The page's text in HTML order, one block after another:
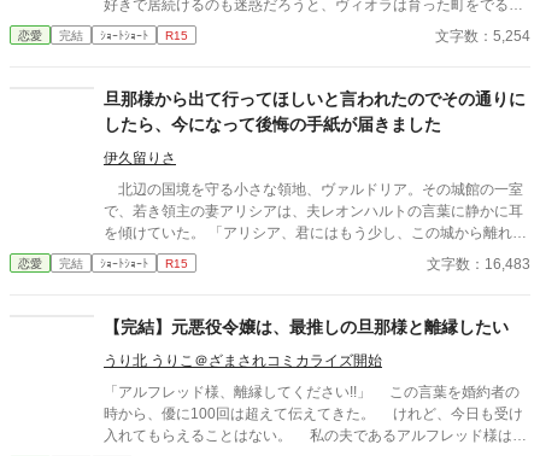
かなうかもしれないと、ニナは行動を起こすことにするのだが―
―。 全７話の短編です 完結確約です。
好きで居続けるのも迷惑だろうと、ヴィオラは育った町をでる。
なんとか、王都での仕事も見つけ、新しい生活は順風満帆──か
と思いきや。 なんと、王都だけは死んでもいかないといってい
恋愛 完結 ｼｮｰﾄｼｮｰﾄ R15 文字数：5,254
旦那様から出て行ってほしいと言われたのでその通りに
したら、今になって後悔の手紙が届きました
伊久留りさ
北辺の国境を守る小さな領地、ヴァルドリア。その城館の一室
で、若き領主の妻アリシアは、夫レオンハルトの言葉に静かに耳
を傾けていた。 「アリシア、君にはもう少し、この城から離れて
もらいたい」 レオンハルトの声は、いつものように低く、落ち
着いていた。しかし、その言葉の意味は、アリシアにとってあま
はどういう意味でございますか」 「つまり、この城にいないでほ
もらいたい」 アリシアは、ゆっくりと目を閉じた。指先がわず
かに震えるのを、彼女は必死に抑えていた。この男の前で、自分
が動揺している姿を見せたくなかったからだ。
恋愛 完結 ｼｮｰﾄｼｮｰﾄ R15 文字数：16,483
【完結】元悪役令嬢は、最推しの旦那様と離縁したい
うり北 うりこ＠ざまされコミカライズ開始
「アルフレッド様、離縁してください!!」 この言葉を婚約者の
時から、優に100回は超えて伝えてきた。 けれど、今日も受け
入れてもらえることはない。 私の夫であるアルフレッド様は、